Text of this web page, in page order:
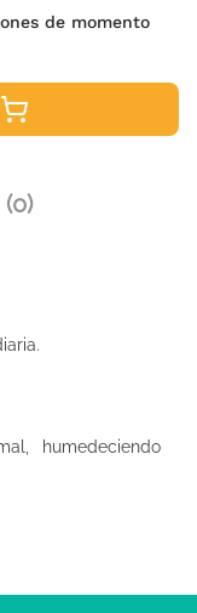
de momento
humedeciendo